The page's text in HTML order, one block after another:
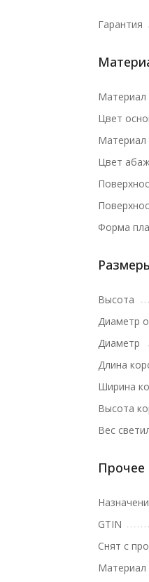
Гарантия
Материал
Цвет
Цвет
Форма
Высота
Диаметр
Диаметр
Длина
Ширина
Высота
Вес
Прочее
GTIN
Снят с
Материал